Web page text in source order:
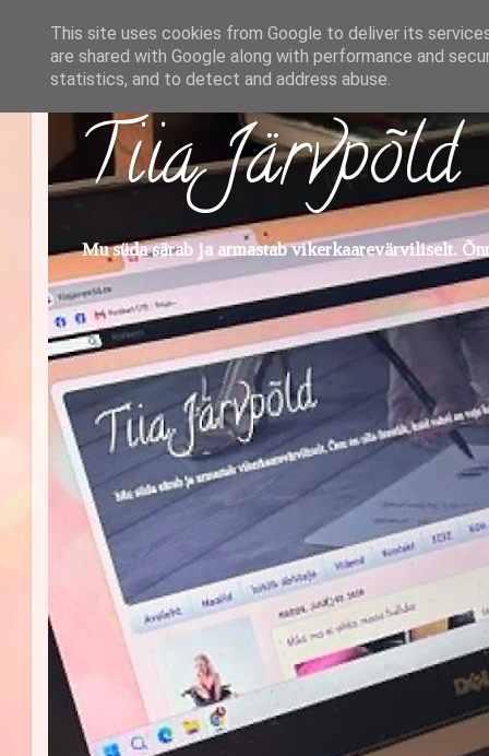
Tiia Järvpõld
Mu süda särab ja armastab vikerkaarevärviliselt.
This site uses cookies from Google to deliver its
are shared with Google along with performance and
statistics, and to detect and address abuse.